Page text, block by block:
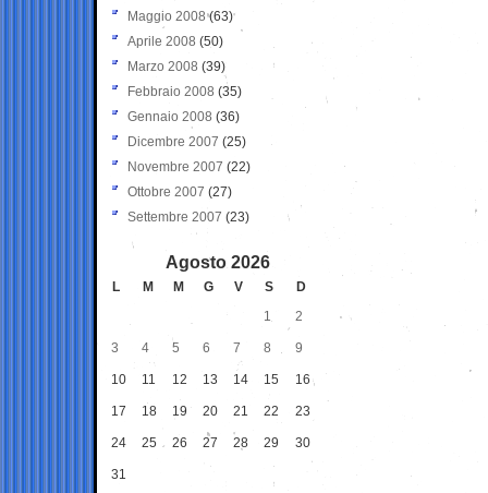
Maggio 2008(63)
Aprile 2008 (50)
Marzo 2008 (39)
Febbraio 2008 (35)
Gennaio 2008 (36)
Dicembre 2007 (25)
Novembre 2007 (22)
Ottobre 2007 (27)
Settembre 2007 (23)
Agosto 2026
L M M G V S
D
1
2
3 4 5 6 7 8 9
10 11 12 13 14 15 16
17 18 19 20 21 22 23
24 25 26 27 28 29 30
31